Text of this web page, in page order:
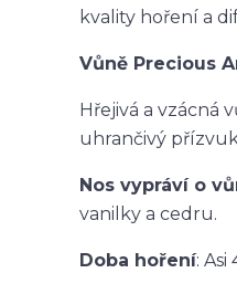
kvality hoření a
Vůně Precious
Hřejivá a vzácná
uhrančivý
Nos vypráví o
vanilky a cedru.
Doba hoření: Asi